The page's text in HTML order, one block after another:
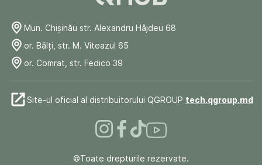
Mun. Chişinău str. Alexandru Hâjdeu 68
or. Bălți, str. M. Viteazul 65
or. Comrat, str. Fedico 39
Site-ul oficial al distribuitorului QGROUP tech.qgroup.md
©Toate drepturile rezervate.